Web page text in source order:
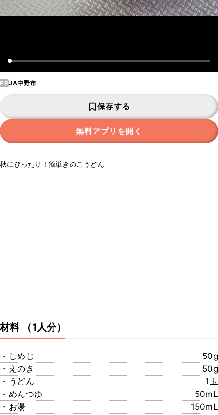
PRJA中野市
保存する
無料アプリを開く
秋にぴったり！簡単きのこうどん
材料 （1人分）
・しめじ
50g
・えのき
50g
・うどん
1玉
・めんつゆ
50mL
・お湯
150mL